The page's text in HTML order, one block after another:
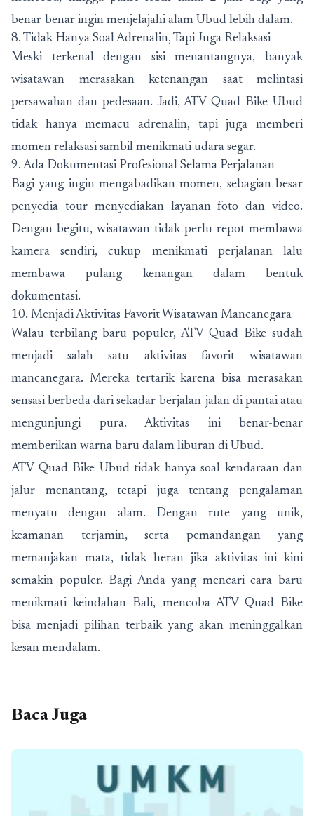
benar-benar ingin menjelajahi alam Ubud lebih dalam.
8. Tidak Hanya Soal Adrenalin, Tapi Juga Relaksasi
Meski terkenal dengan sisi menantangnya, banyak
wisatawan merasakan ketenangan saat melintasi
persawahan dan pedesaan. Jadi, ATV Quad Bike Ubud
tidak hanya memacu adrenalin, tapi juga memberi
momen relaksasi sambil menikmati udara segar.
9. Ada Dokumentasi Profesional Selama Perjalanan
Bagi yang ingin mengabadikan momen, sebagian besar
penyedia tour menyediakan layanan foto dan video.
Dengan begitu, wisatawan tidak perlu repot membawa
kamera sendiri, cukup menikmati perjalanan lalu
membawa pulang kenangan dalam bentuk
dokumentasi.
10. Menjadi Aktivitas Favorit Wisatawan Mancanegara
Walau terbilang baru populer, ATV Quad Bike sudah
menjadi salah satu aktivitas favorit wisatawan
mancanegara. Mereka tertarik karena bisa merasakan
sensasi berbeda dari sekadar berjalan-jalan di pantai atau
mengunjungi pura. Aktivitas ini benar-benar
memberikan warna baru dalam liburan di Ubud.
ATV Quad Bike Ubud tidak hanya soal kendaraan dan
jalur menantang, tetapi juga tentang pengalaman
menyatu dengan alam. Dengan rute yang unik,
keamanan terjamin, serta pemandangan yang
memanjakan mata, tidak heran jika aktivitas ini kini
semakin populer. Bagi Anda yang mencari cara baru
menikmati keindahan Bali, mencoba ATV Quad Bike
bisa menjadi pilihan terbaik yang akan meninggalkan
kesan mendalam.
Baca Juga